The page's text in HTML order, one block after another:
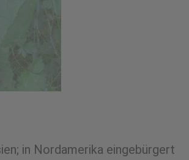
in Nordamerika eingebürgert